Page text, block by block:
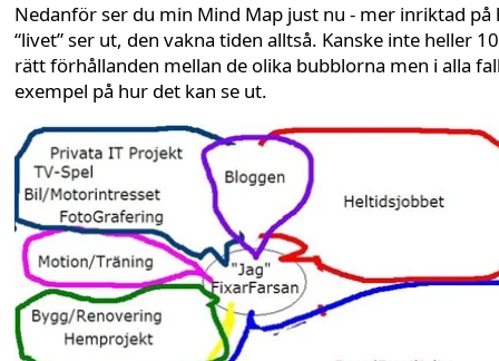
Nedanför ser du min Mind Map just nu - mer inriktad på
“livet” ser ut, den vakna tiden alltså. Kanske inte heller
rätt förhållanden mellan de olika bubblorna men i alla
exempel på hur det kan se ut.